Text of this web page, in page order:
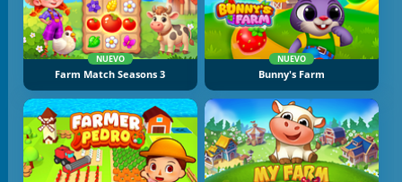
NUEVO
Farm Match Seasons 3
NUEVO
Bunny's Farm